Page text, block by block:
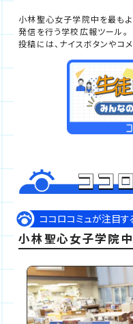
小林聖心女子学院中を最も
発信を行う学校広報ツール。
投稿には、ナイスボタンやコ
ココロコミュが注目す
小林聖心女子学院